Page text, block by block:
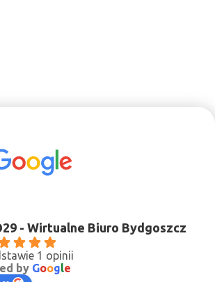
- Wirtualne Biuro Bydgoszcz
1 opinii
by Google